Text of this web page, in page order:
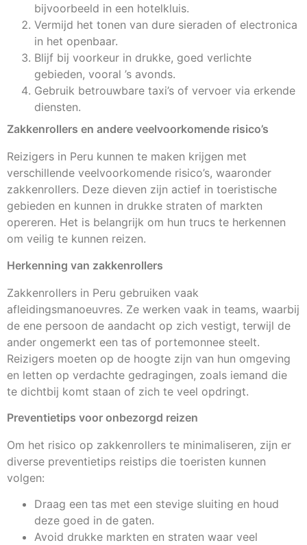
bijvoorbeeld in een hotelkluis.
Vermijd het tonen van dure sieraden of electronica
in het openbaar.
Blijf bij voorkeur in drukke, goed verlichte
gebieden, vooral ’s avonds.
Gebruik betrouwbare taxi’s of vervoer via erkende
diensten.
Zakkenrollers en andere veelvoorkomende risico’s
Reizigers in Peru kunnen te maken krijgen met
verschillende veelvoorkomende risico’s, waaronder
zakkenrollers. Deze dieven zijn actief in toeristische
gebieden en kunnen in drukke straten of markten
opereren. Het is belangrijk om hun trucs te herkennen
om veilig te kunnen reizen.
Herkenning van zakkenrollers
Zakkenrollers in Peru gebruiken vaak
afleidingsmanoeuvres. Ze werken vaak in teams, waarbij
de ene persoon de aandacht op zich vestigt, terwijl de
ander ongemerkt een tas of portemonnee steelt.
Reizigers moeten op de hoogte zijn van hun omgeving
en letten op verdachte gedragingen, zoals iemand die
te dichtbij komt staan of zich te veel opdringt.
Preventietips voor onbezorgd reizen
Om het risico op zakkenrollers te minimaliseren, zijn er
diverse preventietips reistips die toeristen kunnen
volgen:
Draag een tas met een stevige sluiting en houd
deze goed in de gaten.
Avoid drukke markten en straten waar veel